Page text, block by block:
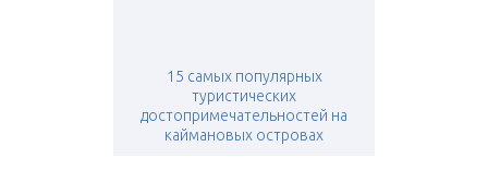
15 самых популярных
туристических
достопримечательностей на
каймановых островах